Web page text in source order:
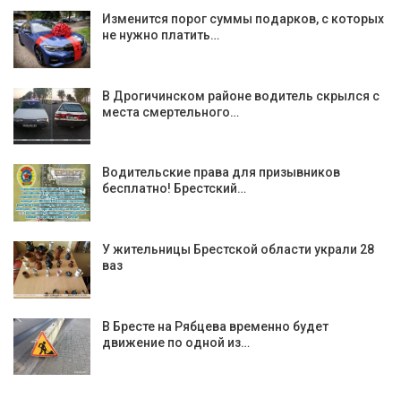
Изменится порог суммы подарков, с которых
не нужно платить…
В Дрогичинском районе водитель скрылся с
места смертельного…
Водительские права для призывников
бесплатно! Брестский…
У жительницы Брестской области украли 28
ваз
В Бресте на Рябцева временно будет
движение по одной из…